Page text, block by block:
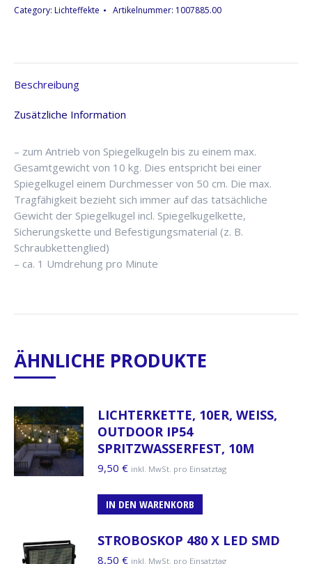
bis
Category: Lichteffekte Artikelnummer: 1007885.00
Beschreibung
Zusätzliche Information
– zum Antrieb von Spiegelkugeln bis zu einem max.
Gesamtgewicht von 10 kg. Dies entspricht bei einer
Spiegelkugel einem Durchmesser von 50 cm. Die max.
Tragfähigkeit bezieht sich immer auf das tatsächliche
Gewicht der Spiegelkugel incl. Spiegelkugelkette,
Sicherungskette und Befestigungsmaterial (z. B.
Schraubkettenglied)
– ca. 1 Umdrehung pro Minute
ÄHNLICHE PRODUKTE
LICHTERKETTE, 10ER, WEISS,
OUTDOOR IP54
SPRITZWASSERFEST, 10M
9,50 € inkl. MwSt. pro Einsatztag
IN DEN WARENKORB
STROBOSKOP 480 X LED SMD
8,50 € inkl. MwSt. pro Einsatztag